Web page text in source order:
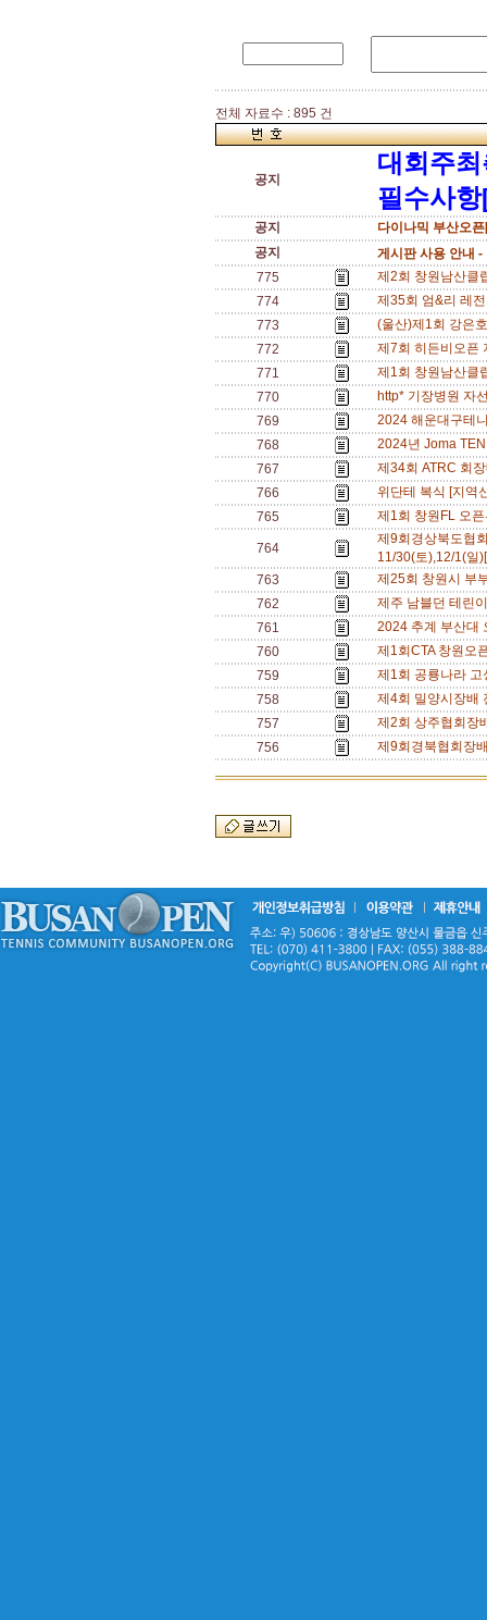
전체 자료수 : 895 건
공지
대회주
필수사
공지
다이나믹 부산오
공지
게시판 사용 안내 -
775
제2회 창원남산클
774
제35회 엄&리 레
773
(울산)제1회 강은
772
제7회 히든비오픈
771
제1회 창원남산클
770
http* 기장병원 자
769
2024 해운대구테
768
2024년 Joma
767
제34회 ATRC 회
766
위단테 복식 [지역
765
제1회 창원FL 오
764
제9회경상북도협
11/30(토),12/1(일
763
제25회 창원시 부
762
제주 남블던 테린
761
2024 추계 부산대
760
제1회CTA 창원오
759
제1회 공룡나라
758
제4회 밀양시장배
757
제2회 상주협회장
756
제9회경북협회장